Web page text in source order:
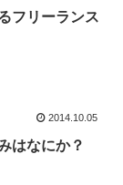
フリーランス
2014.10.05
はなにか？